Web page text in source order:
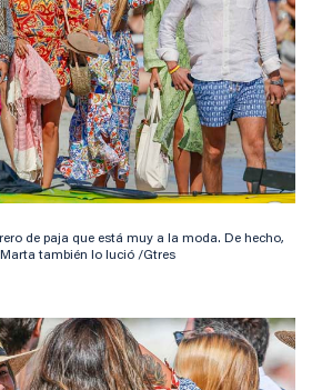
de paja que está muy a la moda. De hecho,
también lo lució /Gtres